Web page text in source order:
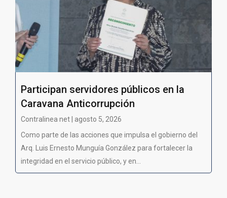
Participan servidores públicos en la
Caravana Anticorrupción
Contralinea net | agosto 5, 2026
Como parte de las acciones que impulsa el gobierno del
Arq. Luis Ernesto Munguía González para fortalecer la
integridad en el servicio público, y en...